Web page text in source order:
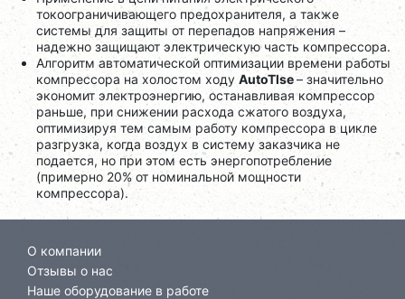
токоограничивающего предохранителя, а также
системы для защиты от перепадов напряжения –
надежно защищают электрическую часть компрессора.
Алгоритм автоматической оптимизации времени работы
компрессора на холостом ходу AutoTlse– значительно
экономит электроэнергию, останавливая компрессор
раньше, при снижении расхода сжатого воздуха,
оптимизируя тем самым работу компрессора в цикле
разгрузка, когда воздух в систему заказчика не
подается, но при этом есть энергопотребление
(примерно 20% от номинальной мощности
компрессора).
О компании
Отзывы о нас
Наше оборудование в работе